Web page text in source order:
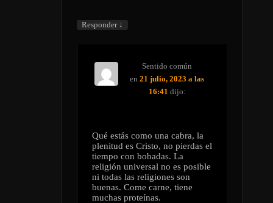
Responder ↓
Sentido común
en21 julio, 2023 a las
16:41 dijo:
Qué estás como una cabra, la
plenitud es Cristo, no pierdas el
tiempo con bobadas. La
religión universal no es posible
ni todas las religiones son
buenas. Come carne, tiene
muchas proteínas.